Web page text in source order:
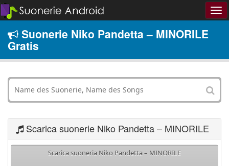
Suonerie Niko Pandetta – MINORILE
Gratis
Scarica suonerie Niko Pandetta – MINORILE
Scarica suoneria Niko Pandetta – MINORILE